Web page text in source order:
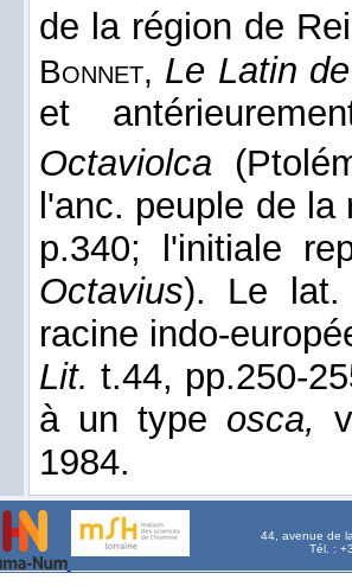
de la région de
Bonnet, Le Latin
et
Octaviolca
l'anc. peuple de
p.340; l'initiale
Octavius). Le lat.
racine indo-
Lit. t.44, pp.250-
à un type osca,
1984.
44, avenue de
Tél. :